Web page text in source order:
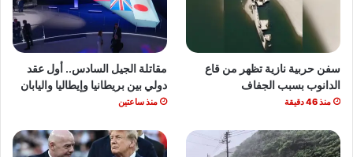
سفن حربية نازية تظهر من قاع
الدانوب بسبب الجفاف
منذ 46 دقيقة
مقاتلة الجيل السادس.. أول عقد
دولي بين بريطانيا وإيطاليا واليابان
منذ ساعتين